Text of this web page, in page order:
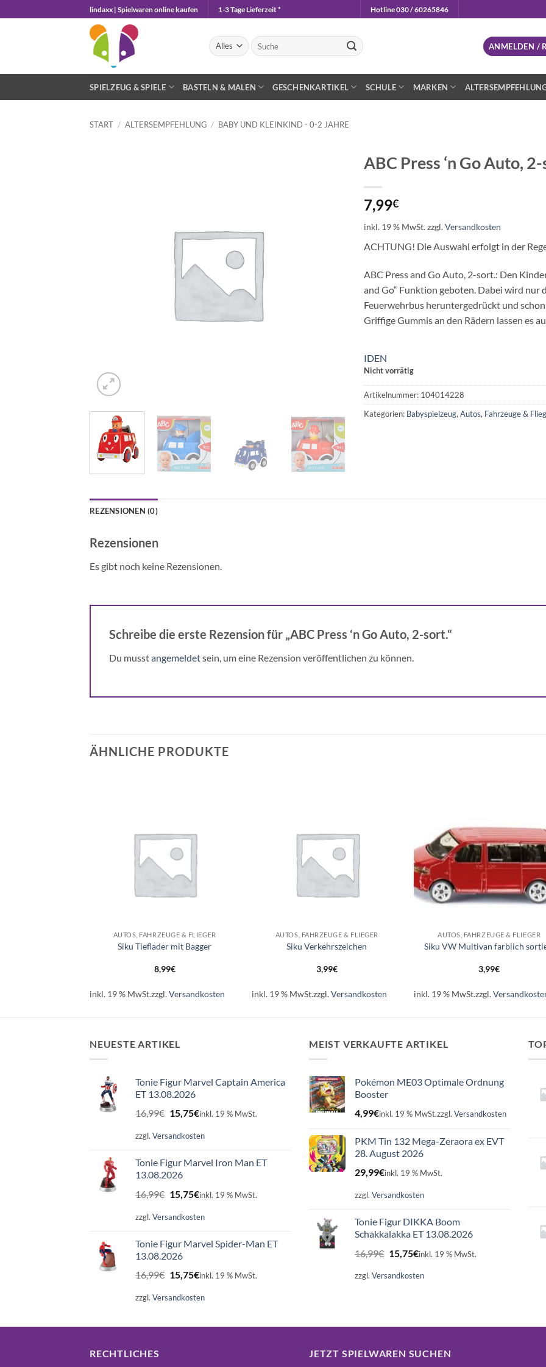
Inhalt
lindaxx | Spielwaren online kaufen 1-3 Tage Lieferzeit * Hotline 030 / 60265846
Suchen
nach:
ANMELDEN /
SPIELZEUG & SPIELE BASTELN & MALEN GESCHENKARTIKEL SCHULE MARKEN
START / ALTERSEMPFEHLUNG / BABY UND KLEINKIND - 0-2 JAHRE
ABC Press ‘n Go Auto,
7,99€
inkl. 19 % MwSt.zzgl.Versandkosten
ACHTUNG! Die Auswahl erfolgt in der
ABC Press and Go Auto, 2-sort.: Den
and Go“ Funktion geboten. Dabei wird nur
Feuerwehrbus heruntergedrückt und
Griffige Gummis an den Rädern lassen es
IDEN
Nicht vorrätig
Artikelnummer: 104014228
Kategorien: Babyspielzeug, Autos, Fahrzeuge &
REZENSIONEN (0)
Rezensionen
Es gibt noch keine Rezensionen.
Schreibe die erste Rezension für „ABC Press ‘n Go Auto, 2-sort.“
Du musstangemeldetsein, um eine Rezension veröffentlichen zu können.
ÄHNLICHE PRODUKTE
AUTOS, FAHRZEUGE & FLIEGER
Siku Tieflader mit Bagger
8,99€
inkl. 19 % MwSt.zzgl.Versandkosten
AUTOS, FAHRZEUGE & FLIEGER
Siku Verkehrszeichen
3,99€
inkl. 19 % MwSt.zzgl.Versandkosten
AUTOS, FAHRZEUGE & FLIEGER
Siku VW Multivan farblich
3,99€
inkl. 19 % MwSt.zzgl.
NEUESTE ARTIKEL
Tonie Figur Marvel Captain America
ET 13.08.2026
16,99€ Ursprünglicher
Preis
war:
15,75€Aktueller
ist:
inkl. 19 % MwSt.
zzgl. Versandkosten
Tonie Figur Marvel Iron Man ET
13.08.2026
16,99€ Ursprünglicher
Preis
war:
15,75€Aktueller
ist:
inkl. 19 % MwSt.
zzgl. Versandkosten
Tonie Figur Marvel Spider-Man ET
13.08.2026
16,99€ Ursprünglicher
Preis
war:
15,75€Aktueller
ist:
inkl. 19 % MwSt.
zzgl. Versandkosten
MEIST VERKAUFTE ARTIKEL
Pokémon ME03 Optimale Ordnung
Booster
4,99€inkl. 19 % MwSt.zzgl. Versandkosten
PKM Tin 132 Mega-Zeraora ex EVT
28. August 2026
29,99€inkl. 19 % MwSt.
zzgl. Versandkosten
Tonie Figur DIKKA Boom
Schakkalakka ET 13.08.2026
16,99€ Ursprünglicher
Preis
war:
15,75€Aktueller
ist:
inkl. 19 % MwSt.
zzgl. Versandkosten
RECHTLICHES JETZT SPIELWAREN SUCHEN